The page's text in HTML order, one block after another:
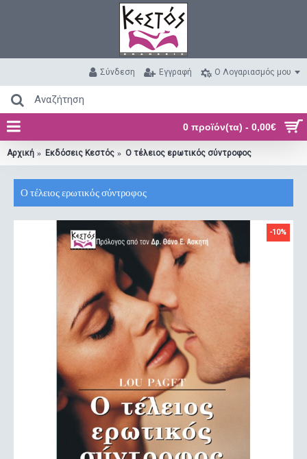
0 προϊόν(τα) - 0,00€
Σύνδεση Εγγραφή O Λογαριασμός μου
Αρχική Εκδόσεις Κεστός Ο τέλειος ερωτικός σύντροφος
Ο τέλειος ερωτικός σύντροφος
-10%